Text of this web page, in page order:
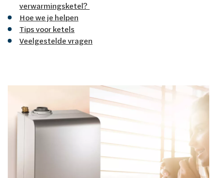
verwarmingsketel?
Hoe we je helpen
Tips voor ketels
Veelgestelde vragen